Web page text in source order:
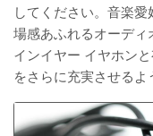
してください。音楽
場感あふれるオーディ
インイヤー イヤホン
をさらに充実させるよ